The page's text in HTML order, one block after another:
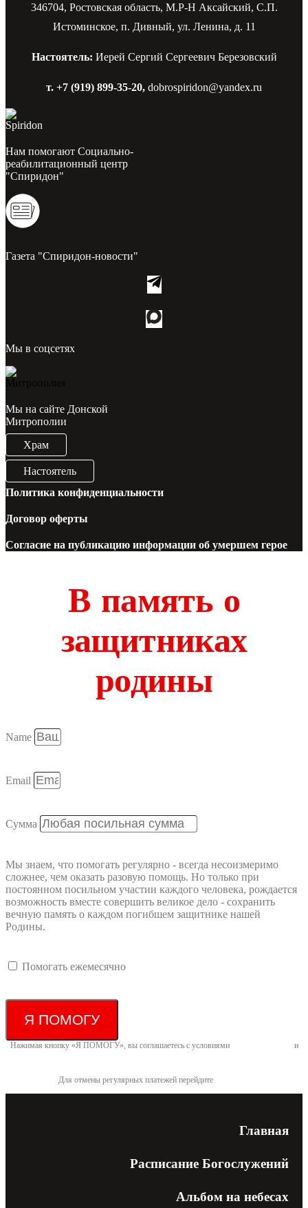
346704, Ростовская область, М.Р-Н Аксайский, С.П.
Истоминское, п. Дивный, ул. Ленина, д. 11
Настоятель: Иерей Сергий Сергеевич Березовский
т. +7 (919) 899-35-20, dobrospiridon@yandex.ru
Нам помогают Социально-
реабилитационный центр
"Спиридон"
Газета "Спиридон-новости"
Мы в соцсетях
Мы на сайте Донской
Митрополии
Храм
Настоятель
Политика конфиденциальности
Договор оферты
Согласие на публикацию информации об умершем герое
В память о
защитниках
родины
Name
Email
Сумма
Мы знаем, что помогать регулярно - всегда несоизмеримо
сложнее, чем оказать разовую помощь. Но только при
постоянном посильном участии каждого человека, рождается
возможность вместе совершить великое дело - сохранить
вечную память о каждом погибшем защитнике нашей
Родины.
Помогать ежемесячно
Я ПОМОГУ
Нажимая кнопку «Я ПОМОГУ», вы соглашаетесь с условиями
и
Для отмены регулярных платежей перейдите
Главная
Расписание Богослужений
Альбом на небесах